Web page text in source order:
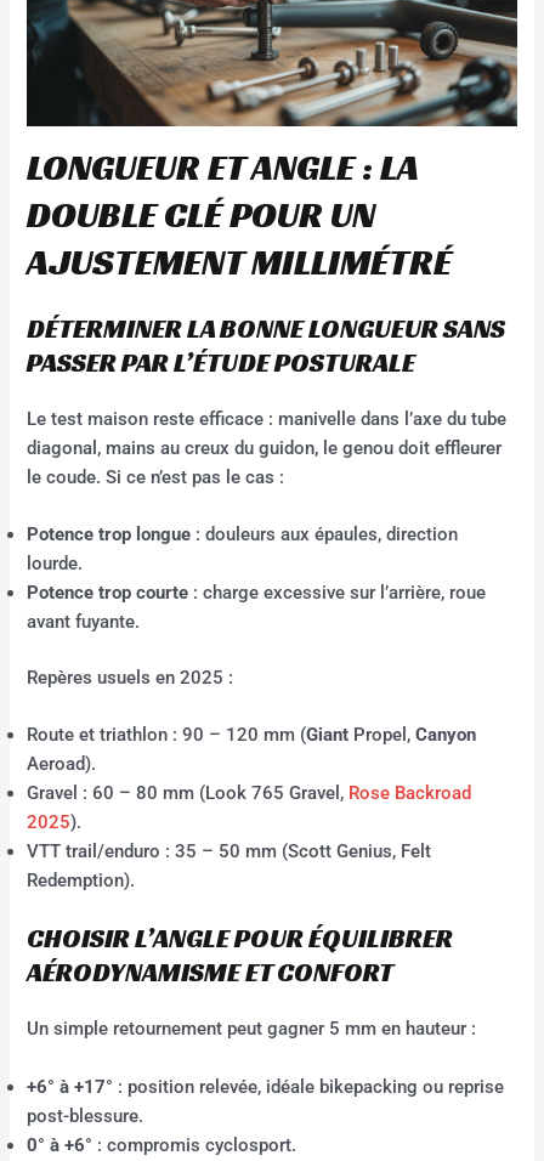
LONGUEUR ET ANGLE : LA
DOUBLE CLÉ POUR UN
AJUSTEMENT MILLIMÉTRÉ
DÉTERMINER LA BONNE LONGUEUR SANS
PASSER PAR L’ÉTUDE POSTURALE
Le test maison reste efficace : manivelle dans l’axe du tube
diagonal, mains au creux du guidon, le genou doit effleurer
le coude. Si ce n’est pas le cas :
Potence trop longue : douleurs aux épaules, direction
lourde.
Potence trop courte : charge excessive sur l’arrière, roue
avant fuyante.
Repères usuels en 2025 :
Route et triathlon : 90 – 120 mm (Giant Propel,Canyon
Aeroad).
Gravel : 60 – 80 mm (Look 765 Gravel, Rose Backroad
2025).
VTT trail/enduro : 35 – 50 mm (Scott Genius, Felt
Redemption).
CHOISIR L’ANGLE POUR ÉQUILIBRER
AÉRODYNAMISME ET CONFORT
Un simple retournement peut gagner 5 mm en hauteur :
+6° à +17° : position relevée, idéale bikepacking ou reprise
post-blessure.
0° à +6° : compromis cyclosport.